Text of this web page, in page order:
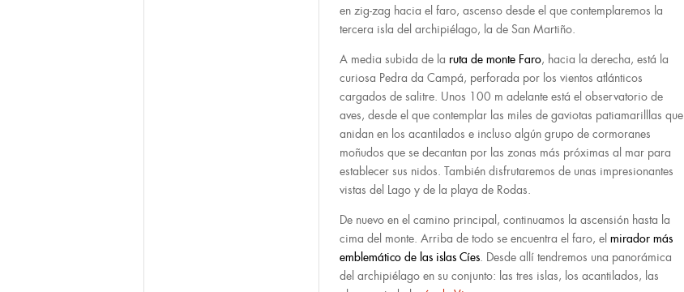
en zig-zag hacia el faro, ascenso desde el que contemplaremos la
tercera isla del archipiélago, la de San Martiño.
A media subida de la ruta de monte Faro, hacia la derecha, está la
curiosa Pedra da Campá, perforada por los vientos atlánticos
cargados de salitre. Unos 100 m adelante está el observatorio de
aves, desde el que contemplar las miles de gaviotas patiamarilllas que
anidan en los acantilados e incluso algún grupo de cormoranes
moñudos que se decantan por las zonas más próximas al mar para
establecer sus nidos. También disfrutaremos de unas impresionantes
vistas del Lago y de la playa de Rodas.
De nuevo en el camino principal, continuamos la ascensión hasta la
cima del monte. Arriba de todo se encuentra el faro, el mirador más
emblemático de las islas Cíes. Desde allí tendremos una panorámica
del archipiélago en su conjunto: las tres islas, los acantilados, las